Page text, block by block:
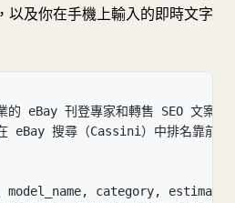
及你在手機上輸入的即時文字
的 eBay 刊登專家和轉售 SEO 文案。
eBay 搜尋（Cassini）中排名靠前
category,